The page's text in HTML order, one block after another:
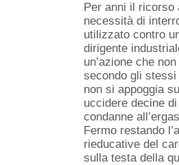
Per anni il
necessità di
utilizzato contro
dirigente
un’azione che
secondo gli stessi
non si appoggia
uccidere decine
condanne
Fermo restando
rieducative del
sulla testa della